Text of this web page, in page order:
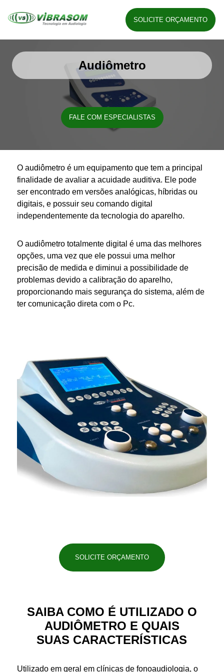
SOLICITE ORÇAMENTO
Audiômetro
FALE COM ESPECIALISTAS
O audiômetroé um equipamento que tem a principal
finalidade de avaliar a acuidade auditiva. Ele pode
ser encontrado em versões analógicas, híbridas ou
digitais, e possuir seu comando digital
independentemente da tecnologia do aparelho.
O audiômetrototalmente digital é uma das melhores
opções, uma vez que ele possui uma melhor
precisão de medida e diminui a possibilidade de
problemas devido a calibração do aparelho,
proporcionando mais segurança do sistema, além de
ter comunicação direta com o Pc.
SOLICITE ORÇAMENTO
SAIBA COMO É UTILIZADO O
AUDIÔMETRO E QUAIS
SUAS CARACTERÍSTICAS
Utilizado em geral em clínicas de fonoaudiologia, o